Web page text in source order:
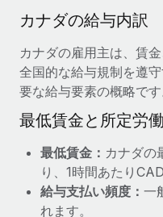
Compliance
デバイス管理
ITデバイスを世界規模で
法人設立
法令順守した法人をス
移住・転勤
従業員の異動をスムーズに
グローバル給与処理
EORおよびPEO
税務
ブログを読む
カナダの給与内訳
カナダの雇用主は、賃
全国的な給与規制を遵
要な給与要素の概略です
最低賃金と所定労
最低賃金： カナダの
り、1時間あたり
給与支払い頻度： 一
れます。